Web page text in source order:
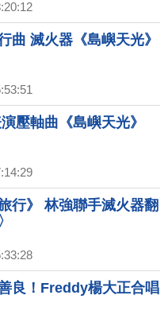
曲 滅火器《島嶼天光》
壓軸曲《島嶼天光》
行》 林強聯手滅火器翻
良！Freddy楊大正合唱